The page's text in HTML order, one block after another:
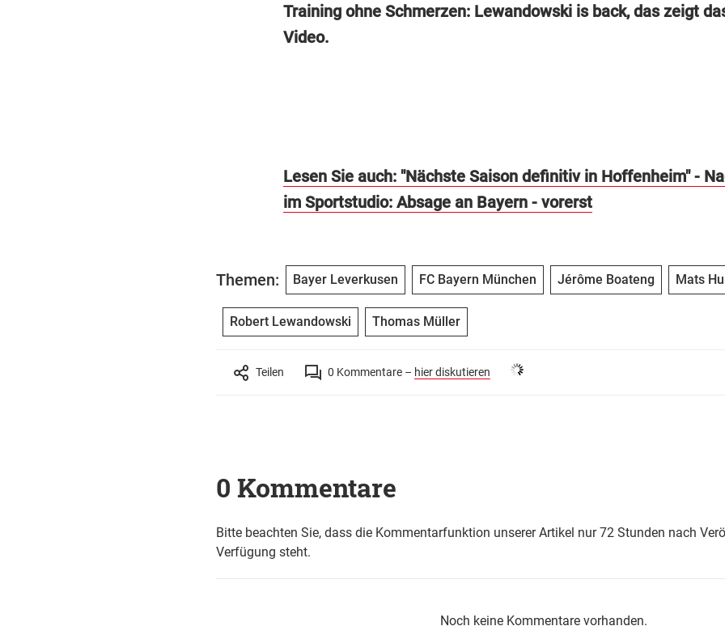
Training ohne Schmerzen: Lewandowski is back, das zeigt
Video.
Lesen Sie auch: "Nächste Saison definitiv in Hoffenheim" -
im Sportstudio: Absage an Bayern - vorerst
Themen: Bayer Leverkusen FC Bayern München Jérôme Boateng Mats
Robert Lewandowski Thomas Müller
Teilen 0 Kommentare – hier diskutieren
0 Kommentare
Bitte beachten Sie, dass die Kommentarfunktion unserer Artikel nur 72 Stunden nach
Verfügung steht.
Noch keine Kommentare vorhanden.